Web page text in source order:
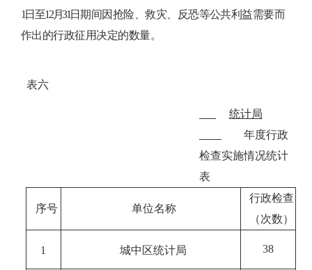
1日至12月31日期间因抢险、救灾、反恐等公共利益需要而
作出的行政征用决定的数量。
表六
统计局
年度行政
检查实施情况统计
表
序号 单位名称
行政检查
（次数）
1 城中区统计局 38